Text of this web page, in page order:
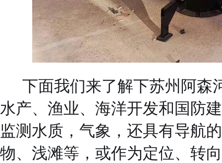
下面我们来了解下苏州阿森
水产、渔业、海洋开发和国防
监测水质，气象，还具有导航
物、浅滩等，或作为定位、转